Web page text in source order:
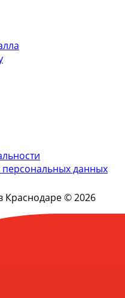
персональных данных
Краснодаре © 2026